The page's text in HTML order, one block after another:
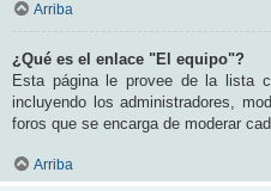
Arriba
¿Qué es el enlace "El equipo"?
Esta página le provee de la lista
incluyendo los administradores,
foros que se encarga de moderar
Arriba